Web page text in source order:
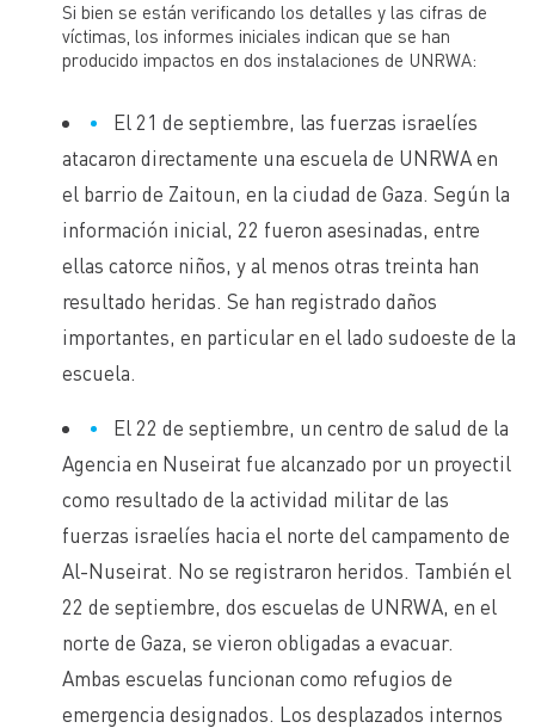
Si bien se están verificando los detalles y las cifras de
víctimas, los informes iniciales indican que se han
producido impactos en dos instalaciones de UNRWA:
El 21 de septiembre, las fuerzas israelíes
atacaron directamente una escuela de UNRWA en
el barrio de Zaitoun, en la ciudad de Gaza. Según la
información inicial, 22 fueron asesinadas, entre
ellas catorce niños, y al menos otras treinta han
resultado heridas. Se han registrado daños
importantes, en particular en el lado sudoeste de la
escuela.
El 22 de septiembre, un centro de salud de la
Agencia en Nuseirat fue alcanzado por un proyectil
como resultado de la actividad militar de las
fuerzas israelíes hacia el norte del campamento de
Al-Nuseirat. No se registraron heridos. También el
22 de septiembre, dos escuelas de UNRWA, en el
norte de Gaza, se vieron obligadas a evacuar.
Ambas escuelas funcionan como refugios de
emergencia designados. Los desplazados internos